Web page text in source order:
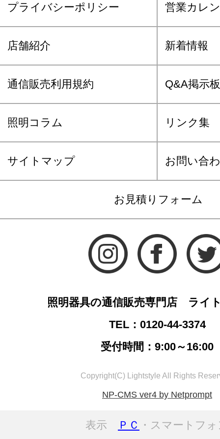
プライバシーポリシー 営業カレ
店舗紹介 新着情報
通信販売利用規約 Q&A掲示板
照明コラム リンク集
サイトマップ お問い合
お見積りフォーム
照明器具の通信販売専門店 ライ
TEL：0120-44-3374
受付時間：9:00～16:00
Copyright(C) Lightstyle All Rights
NP-CMS ver4 by Netprompt
表示 ＰＣ ・スマートフ